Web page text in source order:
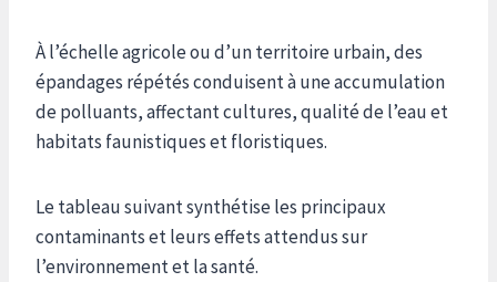
À l’échelle agricole ou d’un territoire urbain, des
épandages répétés conduisent à une accumulation
de polluants, affectant cultures, qualité de l’eau et
habitats faunistiques et floristiques.
Le tableau suivant synthétise les principaux
contaminants et leurs effets attendus sur
l’environnement et la santé.